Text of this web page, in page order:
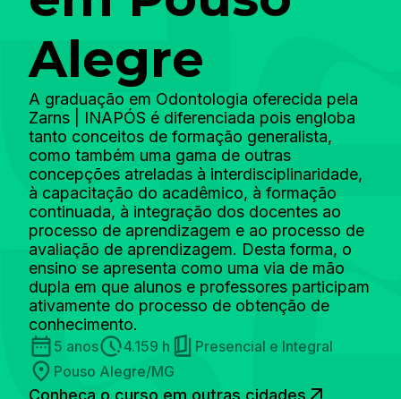
Alegre
A graduação em Odontologia oferecida pela
Zarns | INAPÓS é diferenciada pois engloba
tanto conceitos de formação generalista,
como também uma gama de outras
concepções atreladas à interdisciplinaridade,
à capacitação do acadêmico, à formação
continuada, à integração dos docentes ao
processo de aprendizagem e ao processo de
avaliação de aprendizagem. Desta forma, o
ensino se apresenta como uma via de mão
dupla em que alunos e professores participam
ativamente do processo de obtenção de
conhecimento.
5 anos 4.159 h
Presencial e Integral
Pouso Alegre/MG
Conheça o curso em outras cidades